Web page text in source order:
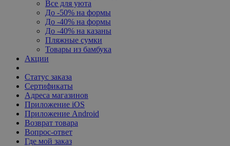
Все для уюта
До -50% на формы
До -40% на формы
До -40% на казаны
Пляжные сумки
Товары из бамбука
Акции
Статус заказа
Сертификаты
Адреса магазинов
Приложение iOS
Приложение Android
Возврат товара
Вопрос-ответ
Где мой заказ